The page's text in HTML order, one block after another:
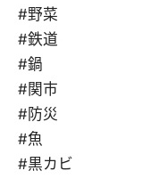
#野菜
#鉄道
#鍋
#関市
#防災
#魚
#黒カビ